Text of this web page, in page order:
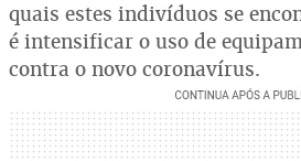
quais estes indivíduos se
é intensificar o uso de
contra o novo coronavírus.